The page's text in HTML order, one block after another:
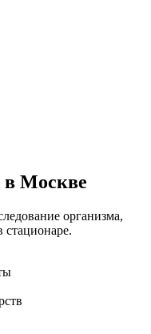
в Москве
организма,
стационаре.